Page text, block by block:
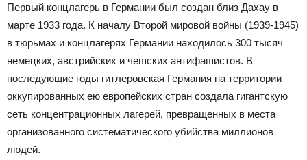
Первый концлагерь в Германии был создан близ Дахау в
марте 1933 года. К началу Второй мировой войны (1939-1945)
в тюрьмах и концлагерях Германии находилось 300 тысяч
немецких, австрийских и чешских антифашистов. В
последующие годы гитлеровская Германия на территории
оккупированных ею европейских стран создала гигантскую
сеть концентрационных лагерей, превращенных в места
организованного систематического убийства миллионов
людей.